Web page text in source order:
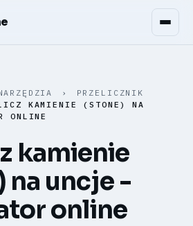
›
PRZELICZNIK
KAMIENIE (STONE) NA
ONLINE
kamienie
na uncje -
online